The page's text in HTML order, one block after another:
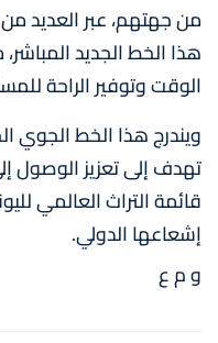
من جهتهم، عبر العديد من
هذا الخط الجديد
الوقت وتوفير الراحة
ويندرج هذا الخط الجوي
تهدف إلى تعزيز الوصول
قائمة التراث العالمي
إشعاعها الدولي.
و م ع